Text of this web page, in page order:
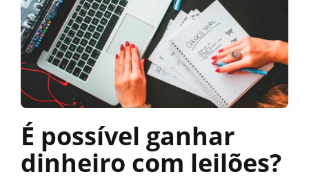
É possível ganhar
dinheiro com leilões?